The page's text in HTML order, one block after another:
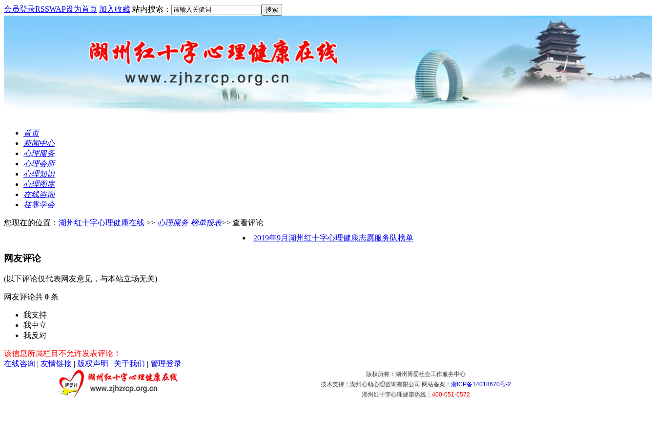
会员登录RSSWAP设为首页 加入收藏 站内搜索：
首页
新闻中心
心理服务
心理会所
心理知识
心理图库
在线咨询
挂靠学会
您现在的位置： 湖州红十字心理健康在线 >> 心理服务 榜单报表>> 查看评论
2019年9月湖州红十字心理健康志愿服务队榜单
网友评论
(以下评论仅代表网友意见，与本站立场无关)
网友评论共 0 条
我支持
我中立
我反对
该信息所属栏目不允许发表评论！
在线咨询 | 友情链接 | 版权声明 | 关于我们 | 管理登录
版权所有：湖州博爱社会工作服务中心
技术支持：湖州心助心理咨询有限公司 网站备案： 浙ICP备14018670号-2
湖州红十字心理健康热线： 400-051-0572